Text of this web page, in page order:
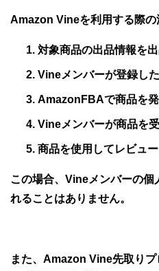
Amazon Vineを利用する際の
対象商品の出品情報を
Vineメンバーが登録し
AmazonFBAで商品を
Vineメンバーが商品を
商品を使用してレビュ
この場合、Vineメンバーの個
れることはありません。
また、Amazon Vine先取り